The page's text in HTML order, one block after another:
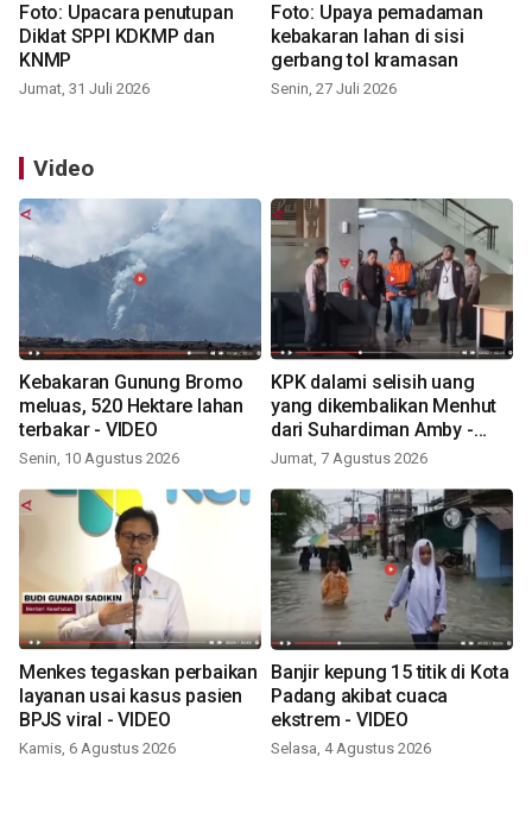
Foto: Upacara penutupan
Diklat SPPI KDKMP dan
KNMP
Jumat, 31 Juli 2026
Foto: Upaya pemadaman
kebakaran lahan di sisi
gerbang tol kramasan
Senin, 27 Juli 2026
Video
Kebakaran Gunung Bromo
meluas, 520 Hektare lahan
terbakar - VIDEO
Senin, 10 Agustus 2026
KPK dalami selisih uang
yang dikembalikan Menhut
dari Suhardiman Amby -
VIDEO
Jumat, 7 Agustus 2026
Menkes tegaskan perbaikan
layanan usai kasus pasien
BPJS viral - VIDEO
Kamis, 6 Agustus 2026
Banjir kepung 15 titik di Kota
Padang akibat cuaca
ekstrem - VIDEO
Selasa, 4 Agustus 2026